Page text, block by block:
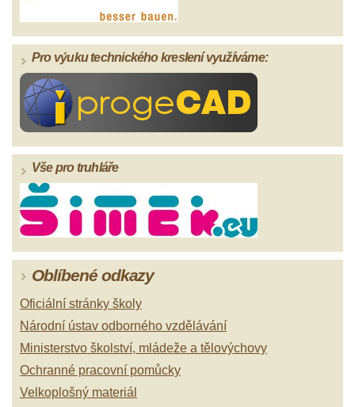
Pro výuku technického kreslení využíváme:
Vše pro truhláře
Oblíbené odkazy
Oficiální stránky školy
Národní ústav odborného vzdělávání
Ministerstvo školství, mládeže a tělovýchovy
Ochranné pracovní pomůcky
Velkoplošný materiál